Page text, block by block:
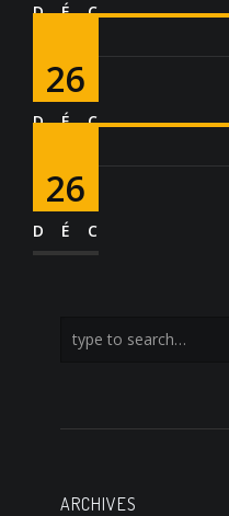
DÉC
26
DÉC
26
DÉC
ARCHIVES